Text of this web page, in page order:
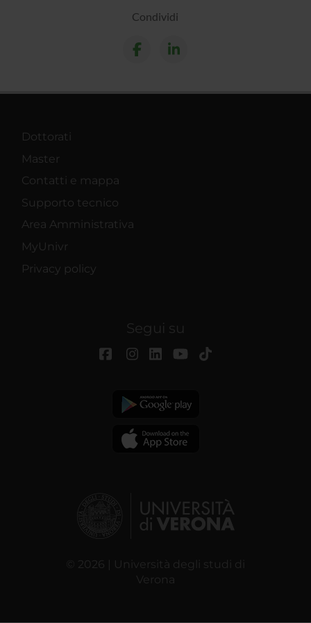
Condividi
Dottorati
Master
Contatti e mappa
Supporto tecnico
Area Amministrativa
MyUnivr
Privacy policy
Segui su
© 2026 | Università degli studi di
Verona